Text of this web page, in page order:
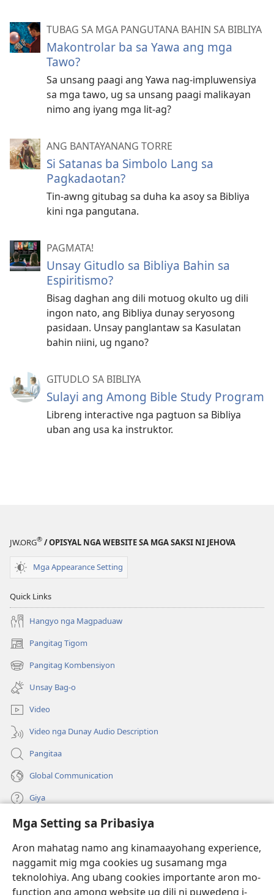
Mga Setting sa Pribasiya
Aron mahatag namo ang kinamaayohang experience,
naggamit mig mga cookies ug susamang mga
teknolohiya. Ang ubang cookies importante aron mo-
function ang among website ug dili ni puwedeng i-
TUBAG SA MGA PANGUTANA BAHIN SA BIBLIYA
Makontrolar ba sa Yawa ang mga
Tawo?
Sa unsang paagi ang Yawa nag-impluwensiya
sa mga tawo, ug sa unsang paagi malikayan
nimo ang iyang mga lit-ag?
ANG BANTAYANANG TORRE
Si Satanas ba Simbolo Lang sa
Pagkadaotan?
Tin-awng gitubag sa duha ka asoy sa Bibliya
kini nga pangutana.
PAGMATA!
Unsay Gitudlo sa Bibliya Bahin sa
Espiritismo?
Bisag daghan ang dili motuog okulto ug dili
ingon nato, ang Bibliya dunay seryosong
pasidaan. Unsay panglantaw sa Kasulatan
bahin niini, ug ngano?
GITUDLO SA BIBLIYA
Sulayi ang Among Bible Study Program
Libreng interactive nga pagtuon sa Bibliya
uban ang usa ka instruktor.
JW.ORG® / OPISYAL NGA WEBSITE SA MGA SAKSI NI JEHOVA
Mga Appearance Setting
Quick Links
Hangyo nga Magpaduaw
Pangitag Tigom
(mo-
open
ug
bag-
ong
window)
Pangitag Kombensiyon
(mo-
open
ug
bag-
ong
window)
Unsay Bag-o
Video
Video nga Dunay Audio Description
Pangitaa
Global Communication
Giya
Donasyon
(mo-
open
bag-
ong
window)
Watchtower ONLINE NGA LIBRARYA
(mo-
open
ug
JW Hub